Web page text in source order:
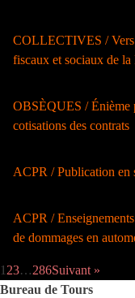
COLLECTIVES / Vers
fiscaux et sociaux de la
OBSÈQUES / Énième
cotisations des contrats
ACPR / Publication en
ACPR /
de dommages en
123…286Suivant »
Bureau de Tours